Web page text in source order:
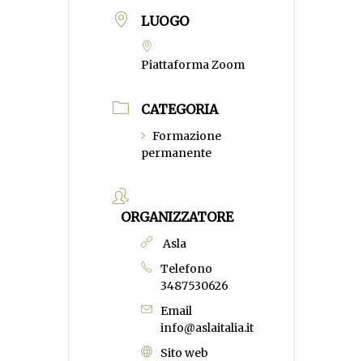
LUOGO
Piattaforma Zoom
CATEGORIA
Formazione
permanente
ORGANIZZATORE
Asla
Telefono
3487530626
Email
info@aslaitalia.it
Sito web